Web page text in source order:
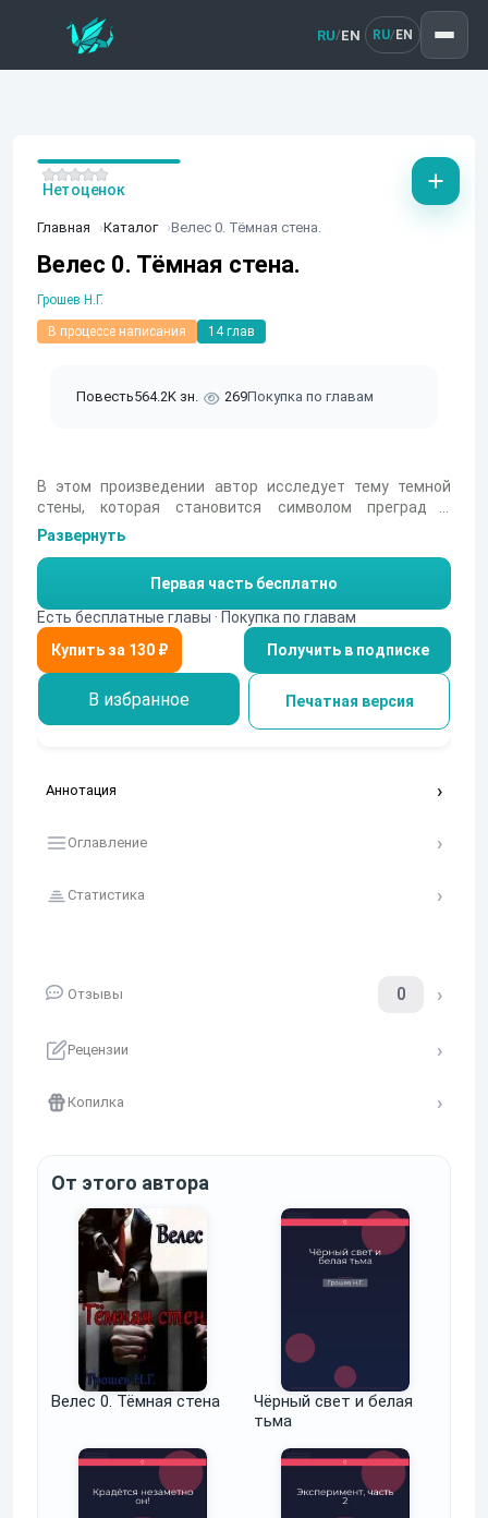
RU/EN RU/ EN
Главная Каталог Велес 0. Тёмная стена.
Велес 0. Тёмная стена.
Грошев Н.Г.
В процессе написания 14 глав
Повесть564.2K зн. 269Покупка по главам
Нет оценок
В этом произведении автор исследует тему темной
стены, которая становится символом преград и
испытаний. Главные герои сталкиваются с
трудностями, что приводит к глубоким размышлениям
о жизни и ее значении.
Развернуть
Первая часть бесплатно
Есть бесплатные главы · Покупка по главам
Получить в подписке
В избранное Печатная версия
Аннотация
Оглавление
Статистика
Отзывы 0
Рецензии
Копилка
От этого автора
Велес 0. Тёмная стена
Чёрный свет и белая
тьма